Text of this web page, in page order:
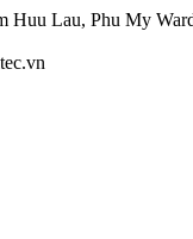
Huu Lau, Phu My